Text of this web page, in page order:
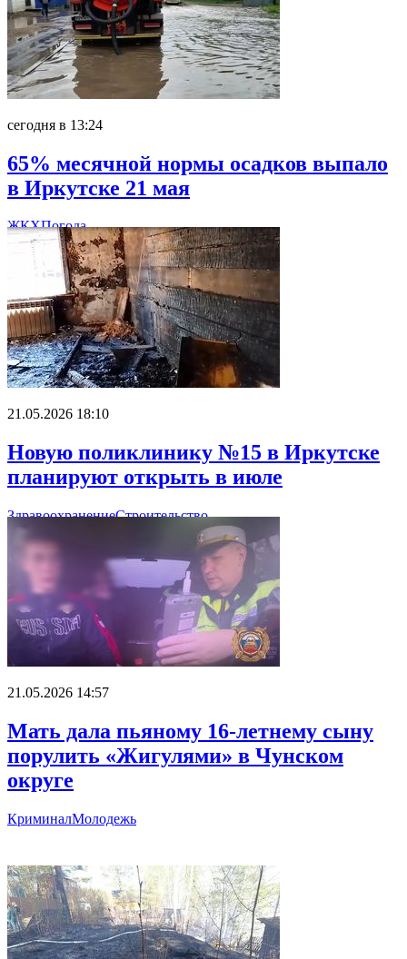
сегодня в 13:24
65% месячной нормы осадков выпало
в Иркутске 21 мая
ЖКХПогода
21.05.2026 18:10
Новую поликлинику №15 в Иркутске
планируют открыть в июле
ЗдравоохранениеСтроительство
21.05.2026 14:57
Мать дала пьяному 16-летнему сыну
порулить «Жигулями» в Чунском
округе
КриминалМолодежь